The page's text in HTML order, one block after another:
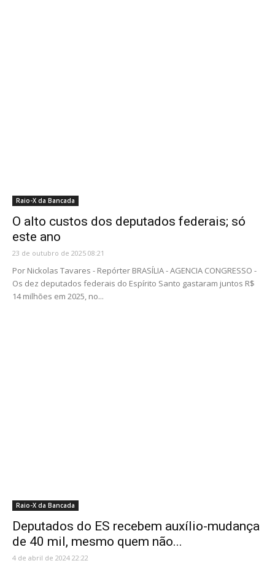
Raio-X da Bancada
O alto custos dos deputados federais; só
este ano
23 de outubro de 2025 08:21
Por Nickolas Tavares - Repórter BRASÍLIA - AGENCIA CONGRESSO -
Os dez deputados federais do Espírito Santo gastaram juntos R$
14 milhões em 2025, no...
Raio-X da Bancada
Deputados do ES recebem auxílio-mudança
de 40 mil, mesmo quem não...
4 de abril de 2024 22:22